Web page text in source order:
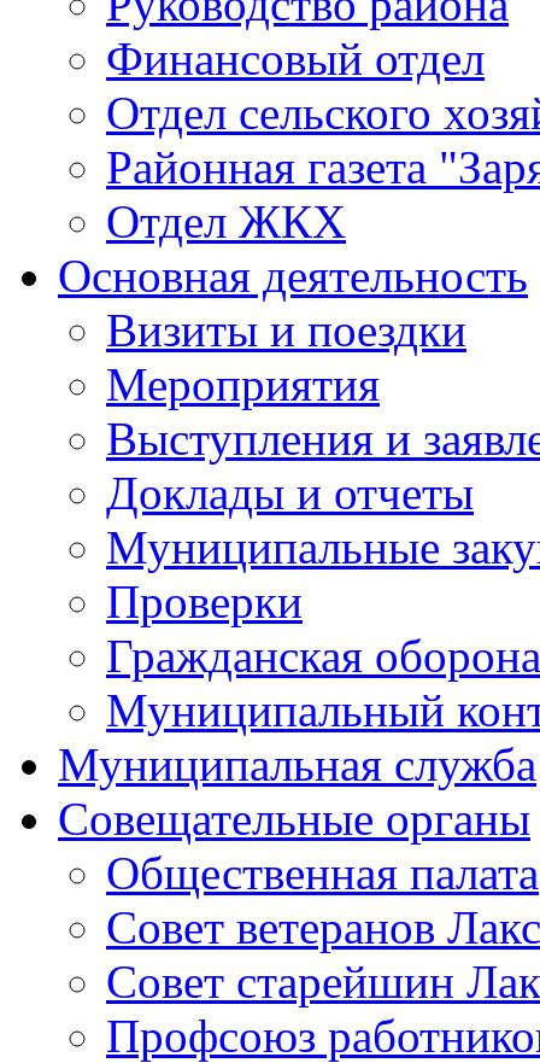
Финансовый отдел
Отдел сельского
Районная газета
Отдел ЖКХ
Основная деятельность
Визиты и поездки
Мероприятия
Выступления и
Доклады и отчеты
Муниципальные
Проверки
Гражданская
Муниципальный
Муниципальная служба
Совещательные органы
Общественная палата
Совет ветеранов
Совет старейшин
Профсоюз